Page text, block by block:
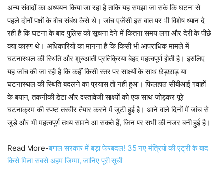
अन्य संवादों का अध्ययन किया जा रहा है ताकि यह समझा जा सके कि घटना से
पहले दोनों पक्षों के बीच संबंध कैसे थे। जांच एजेंसी इस बात पर भी विशेष ध्यान दे
रही है कि घटना के बाद पुलिस को सूचना देने में कितना समय लगा और देरी के पीछे
क्या कारण थे। अधिकारियों का मानना है कि किसी भी आपराधिक मामले में
घटनास्थल की स्थिति और शुरुआती प्रतिक्रिया बेहद महत्वपूर्ण होती है। इसलिए
यह जांच की जा रही है कि कहीं किसी स्तर पर साक्ष्यों के साथ छेड़छाड़ या
घटनास्थल की स्थिति बदलने का प्रयास तो नहीं हुआ। फिलहाल सीबीआई गवाहों
के बयान, तकनीकी डेटा और दस्तावेजी साक्ष्यों को एक साथ जोड़कर पूरे
घटनाक्रम की स्पष्ट तस्वीर तैयार करने में जुटी हुई है। आने वाले दिनों में जांच से
जुड़े और भी महत्वपूर्ण तथ्य सामने आ सकते हैं, जिन पर सभी की नजर बनी हुई है।
Read More-बंगाल सरकार में बड़ा फेरबदल! 35 नए मंत्रियों की एंट्री के बाद
किसे मिला सबसे अहम जिम्मा, जानिए पूरी सूची